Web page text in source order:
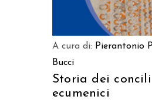
A cura di: Pierantonio
Bucci
Storia dei concili
ecumenici